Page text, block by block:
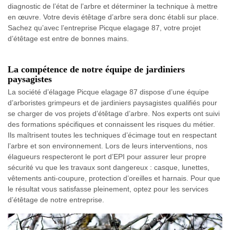
diagnostic de l’état de l’arbre et déterminer la technique à mettre
en œuvre. Votre devis étêtage d’arbre sera donc établi sur place.
Sachez qu’avec l’entreprise Picque elagage 87, votre projet
d’étêtage est entre de bonnes mains.
La compétence de notre équipe de jardiniers
paysagistes
La société d’élagage Picque elagage 87 dispose d’une équipe
d’arboristes grimpeurs et de jardiniers paysagistes qualifiés pour
se charger de vos projets d’étêtage d’arbre. Nos experts ont suivi
des formations spécifiques et connaissent les risques du métier.
Ils maîtrisent toutes les techniques d’écimage tout en respectant
l’arbre et son environnement. Lors de leurs interventions, nos
élagueurs respecteront le port d’EPI pour assurer leur propre
sécurité vu que les travaux sont dangereux : casque, lunettes,
vêtements anti-coupure, protection d’oreilles et harnais. Pour que
le résultat vous satisfasse pleinement, optez pour les services
d’étêtage de notre entreprise.